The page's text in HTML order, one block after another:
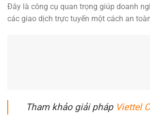
Đây là công cụ quan trọng giúp doanh
các giao dịch trực tuyến một cách an
Tham khảo giải phápViettel